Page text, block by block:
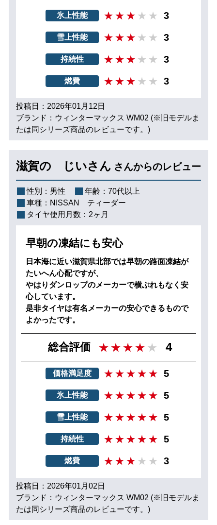
氷上性能 3
雪上性能 3
持続性 3
燃費 3
投稿日：2026年01月12日
ブランド：ウィンターマックス WM02 (※旧モデルま
たは同シリーズ商品のレビューです。)
滋賀の じいさん さんからのレビュー
性別： 男性 年齢： 70代以上
車種： NISSAN ティーダー
タイヤ使用月数： 2ヶ月
早朝の凍結にも安心
日本海に近い滋賀県北部では早朝の路面凍結が
たいへん心配ですが、
やはりダンロップのメーカーで横ぶれもなく安
心しています。
是非タイヤは有名メーカーの安心できるもので
よかったです。
総合評価 4
価格満足度 5
氷上性能 5
雪上性能 5
持続性 5
燃費 3
投稿日：2026年01月02日
ブランド：ウィンターマックス WM02 (※旧モデルま
たは同シリーズ商品のレビューです。)